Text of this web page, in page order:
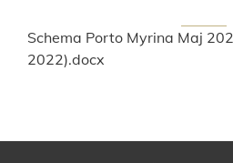
Schema Porto Myrina Maj
2022).docx